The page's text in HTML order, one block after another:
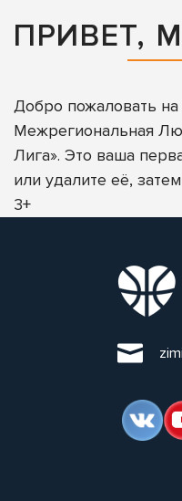
ПРИВЕТ,
Добро пожаловать на
Межрегиональная
Лига». Это ваша
или удалите её,
3+